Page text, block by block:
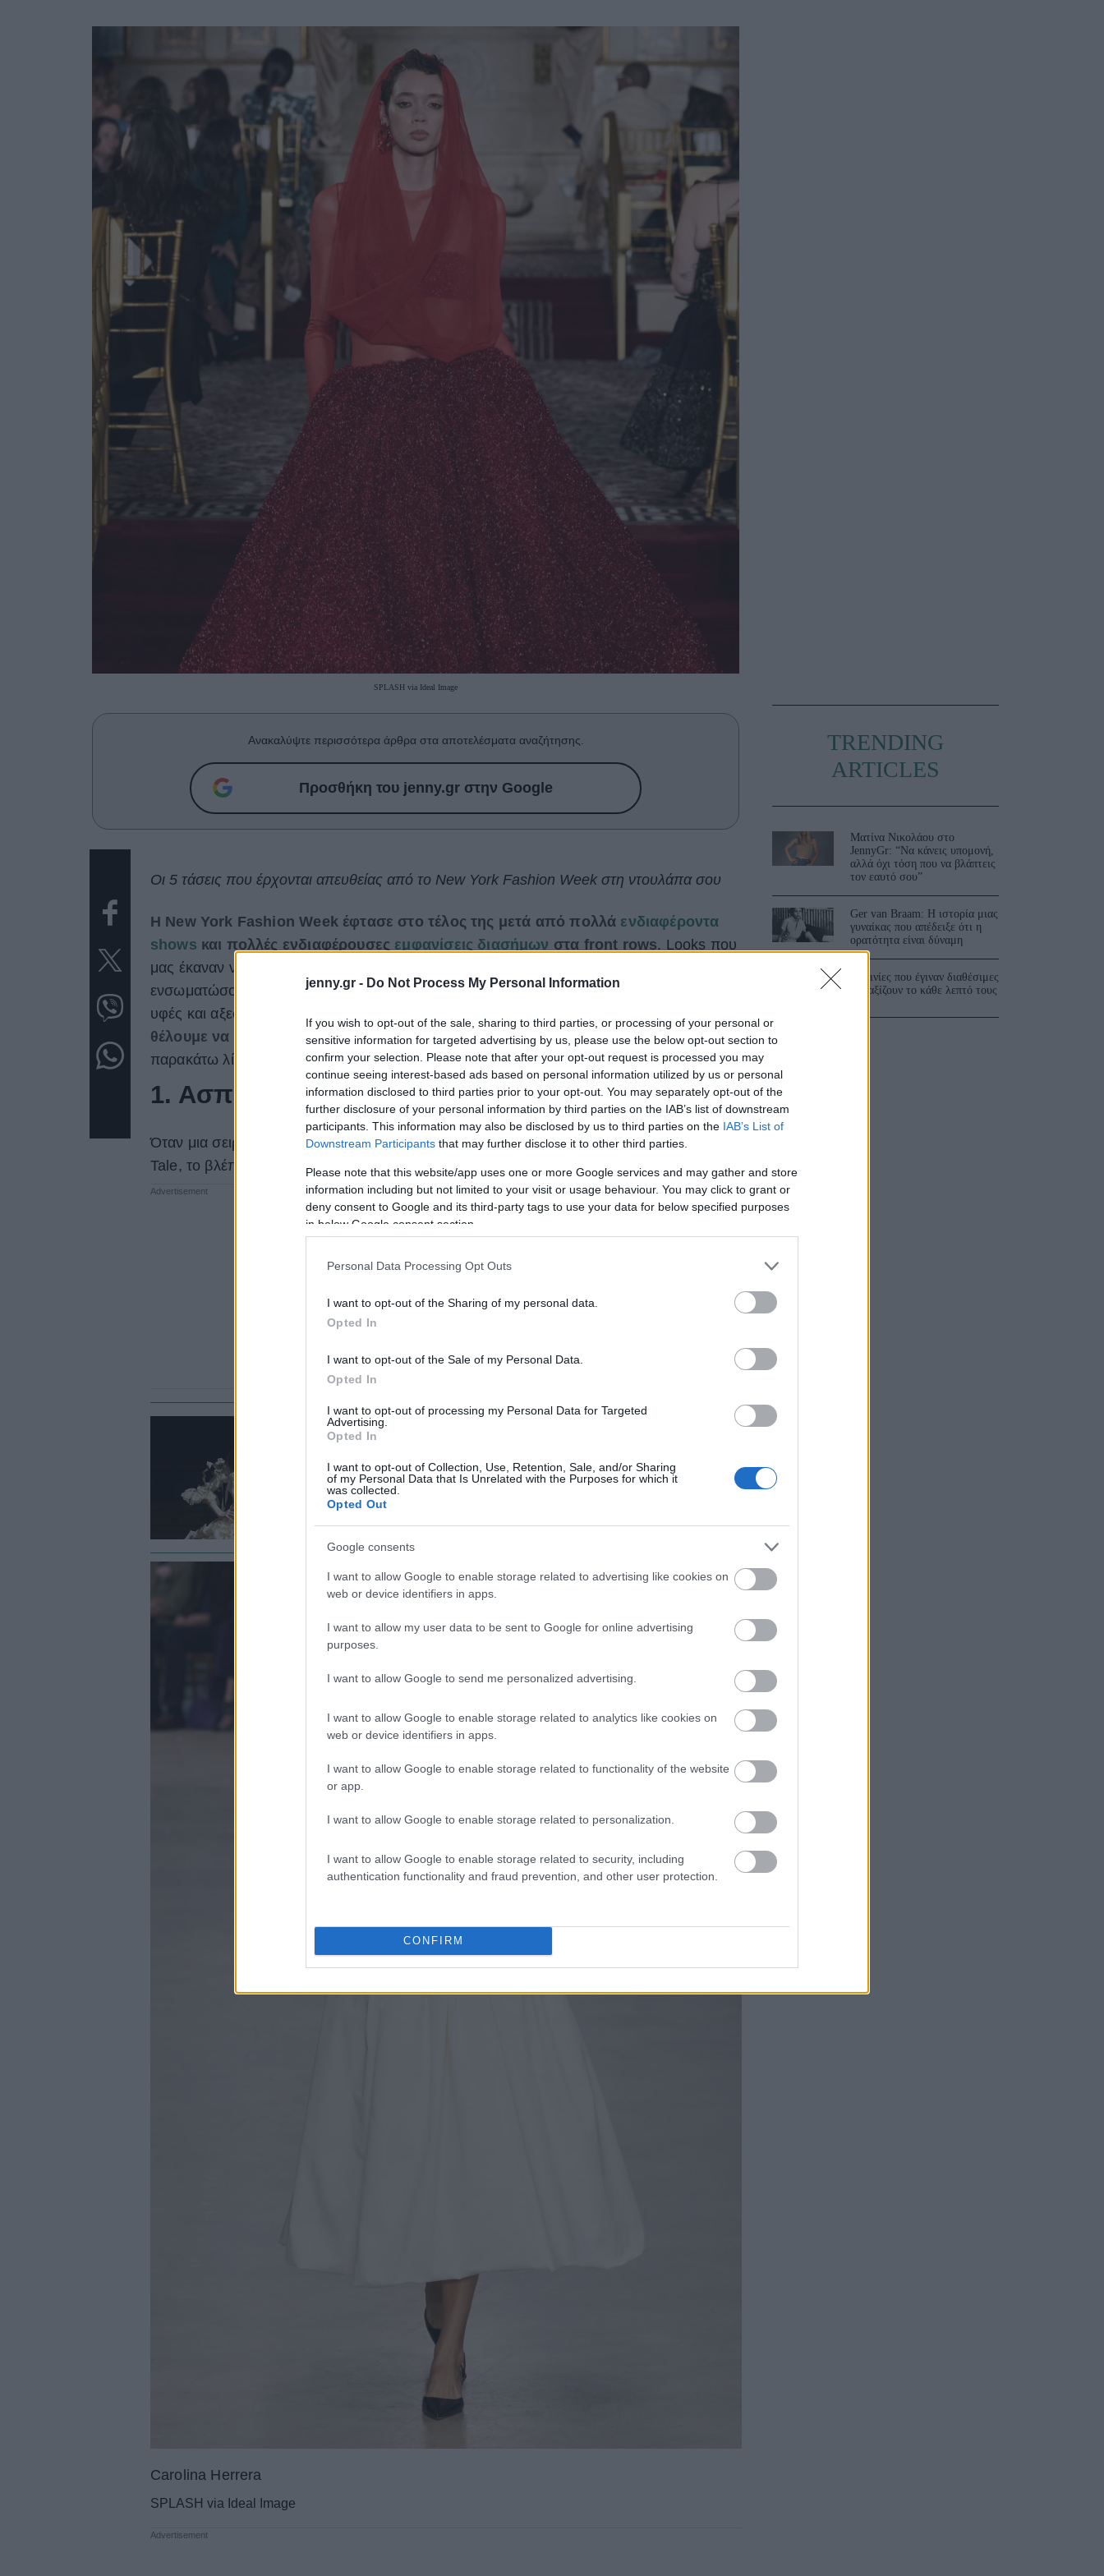
jenny.gr - Do Not Process My Personal Information
If you wish to opt-out of the sale, sharing to third parties, or processing of your personal or
sensitive information for targeted advertising by us, please use the below opt-out section to
confirm your selection. Please note that after your opt-out request is processed you may
continue seeing interest-based ads based on personal information utilized by us or personal
information disclosed to third parties prior to your opt-out. You may separately opt-out of the
further disclosure of your personal information by third parties on the IAB’s list of downstream
participants. This information may also be disclosed by us to third parties on the IAB’s List of
Downstream Participants that may further disclose it to other third parties.
Please note that this website/app uses one or more Google services and may gather and store
information including but not limited to your visit or usage behaviour. You may click to grant or
deny consent to Google and its third-party tags to use your data for below specified purposes
in below Google consent section.
Personal Data Processing Opt Outs
I want to opt-out of the Sharing of my personal data.
Opted In
I want to opt-out of the Sale of my Personal Data.
Opted In
I want to opt-out of processing my Personal Data for Targeted
Advertising.
Opted In
I want to opt-out of Collection, Use, Retention, Sale, and/or Sharing
of my Personal Data that Is Unrelated with the Purposes for which it
was collected.
Opted Out
Google consents
I want to allow Google to enable storage related to advertising like cookies on
web or device identifiers in apps.
I want to allow my user data to be sent to Google for online advertising
purposes.
I want to allow Google to send me personalized advertising.
I want to allow Google to enable storage related to analytics like cookies on
web or device identifiers in apps.
I want to allow Google to enable storage related to functionality of the website
or app.
I want to allow Google to enable storage related to personalization.
I want to allow Google to enable storage related to security, including
authentication functionality and fraud prevention, and other user protection.
CONFIRM
Success Stories
ΒΟΞ Χωρίς Ταμπέλες
Hautes Grecians Γάμος Market News
SPLASH via Ideal Image
Ανακαλύψτε περισσότερα άρθρα στα αποτελέσματα αναζήτησης.
Προσθήκη του jenny.gr στην Google
Οι 5 τάσεις που έρχονται απευθείας από το New York Fashion Week στη ντουλάπα σου
Η New York Fashion Week έφτασε στο τέλος της μετά από πολλά ενδιαφέροντα
shows και πολλές ενδιαφέρουσες εμφανίσεις διασήμων στα front rows. Looks που
μας έκαναν να ονειρευόμαστε μελλοντικές γκαρνταρόμπες και τρόπους να
ενσωματώσουμε τις επόμενες τάσειςστις σημερινές μας ντουλάπες. Χρώματα, γραμμές,
υφές και αξεσουάρ κατέκλυσαν τις πασαρέλες και δημιούργησαν
θέλουμε να φορέσουμε του χρόνου, αλλά και σήμερα. Ας τις δούμε αναλυτικά στην
παρακάτω λίστα.
1. Ασπρόμαυρα looks
Όταν μια σειρά επηρεάζει μια όλοκληρη σεζόν. Το είχαμε δει και με το The Handmaid's
Tale, το βλέπουμε και με το Feud: Capote vs. The Swans.
FASHION NEWS
Findikoglou μέχρι τον σάλο που προκάλεσε το
show της Edem
Carolina Herrera
SPLASH via Ideal Image
TRENDING
ARTICLES
Ματίνα Νικολάου στο
JennyGr: “Να κάνεις υπομονή,
αλλά όχι τόση που να βλάπτεις
τον εαυτό σου”
Ger van Braam: Η ιστορία μιας
γυναίκας που απέδειξε ότι η
ορατότητα είναι δύναμη
3 ταινίες που έγιναν διαθέσιμες
και αξίζουν το κάθε λεπτό τους